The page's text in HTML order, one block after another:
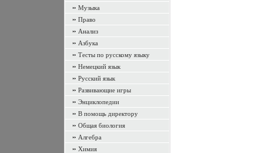
Музыка
Право
Анализ
Азбука
Тесты по русскому языку
Немецкий язык
Русский язык
Развивающие игры
Энциклопедии
В помощь директору
Общая биология
Алгебра
Химия